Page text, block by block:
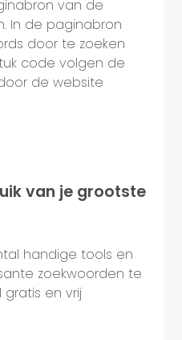
van de
In de paginabron
door te zoeken
code volgen de
de website
van je grootste
handige tools en
zoekwoorden te
gratis en vrij